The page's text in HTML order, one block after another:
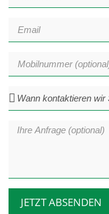
JETZT ABSENDEN